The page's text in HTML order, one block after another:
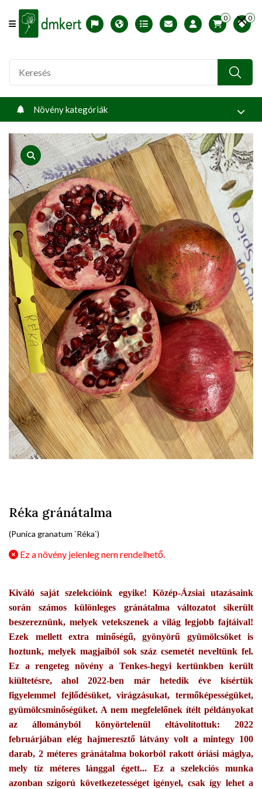
Offcanvas Menu Open
English version
Télállósági zónák
Nyomtatható ABC árjegyzék
Profilom
0 0
Növény kategóriák
product view
Réka gránátalma
(Punica granatum `Réka`)
Ez a növény jelenleg nem rendelhető.
Kiváló saját szelekcióink egyike! Közép-Ázsiai utazásaink
során számos különleges gránátalma változatot sikerült
beszereznünk, melyek vetekszenek a világ legjobb fajtáival!
Ezek mellett extra minőségű, gyönyörű gyümölcsöket is
hoztunk, melyek magjaiból sok száz csemetét neveltünk fel.
Ez a rengeteg növény a Tenkes-hegyi kertünkben került
kiültetésre, ahol 2022-ben már hetedik éve kísértük
figyelemmel fejlődésüket, virágzásukat, termőképességüket,
gyümölcsminőségüket. A nem megfelelőnek ítélt példányokat
az állományból könyörtelenül eltávolítottuk: 2022
februárjában elég hajmeresztő látvány volt a mintegy 100
darab, 2 méteres gránátalma bokorból rakott óriási máglya,
mely tíz méteres lánggal égett... Ez a szelekciós munka
azonban szigorú következetességet igényel, csak így lehet a